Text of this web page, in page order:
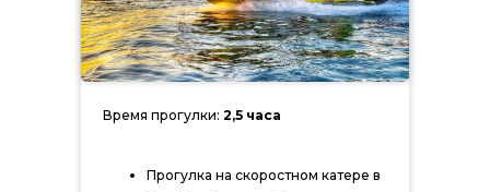
Прогулка на скоростном катере в
Время прогулки: 2,5 часа